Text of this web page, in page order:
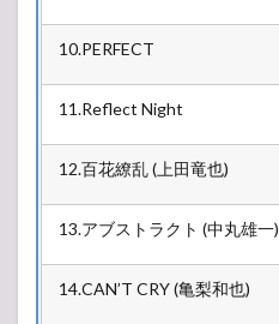
10.PERFECT
11.Reflect Night
12.百花繚乱 (上田竜也)
13.アブストラクト (中丸雄一)
14.CAN’T CRY (亀梨和也)